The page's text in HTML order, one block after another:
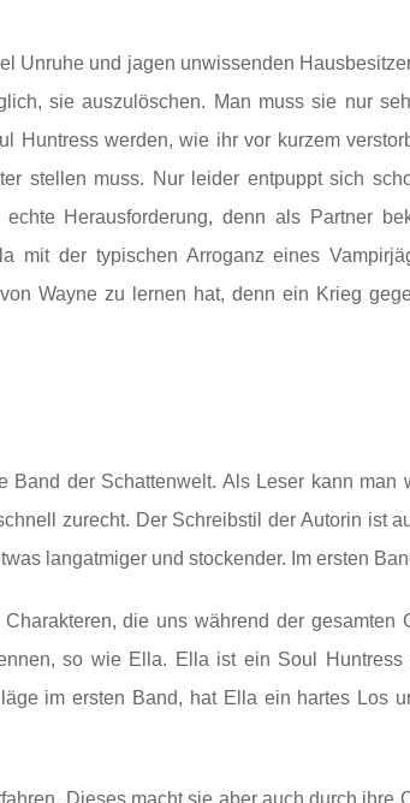
Unruhe und jagen unwissenden
sie auszulöschen. Man muss sie nur
Huntress werden, wie ihr vor kurzem
stellen muss. Nur leider entpuppt sich
echte Herausforderung, denn als Partner
mit der typischen Arroganz eines
Wayne zu lernen hat, denn ein Krieg
Band der Schattenwelt. Als Leser kann man
zurecht. Der Schreibstil der Autorin ist
langatmiger und stockender. Im ersten
die uns während der gesamten
so wie Ella. Ella ist ein Soul Huntress
im ersten Band, hat Ella ein hartes Los
Dieses macht sie aber auch durch ihre